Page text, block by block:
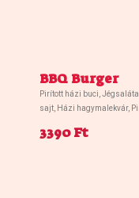
BBQ Burger
Pirított házi buci,
sajt, Házi hagymalekvár,
3390 Ft